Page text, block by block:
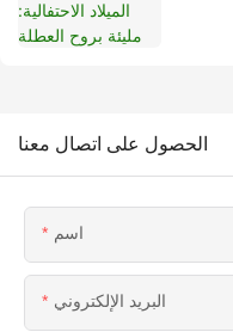
الحصول على اتصال معنا
اسم
البريد الإلكتروني